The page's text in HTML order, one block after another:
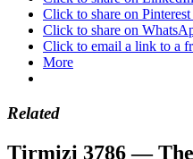
Click to share on
Click to share on
Click to email a link to a
More
Related
Tirmizi 3786 —